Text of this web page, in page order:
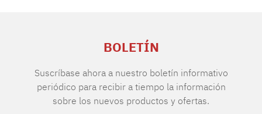
BOLETÍN
Suscríbase ahora a nuestro boletín informativo
periódico para recibir a tiempo la información
sobre los nuevos productos y ofertas.